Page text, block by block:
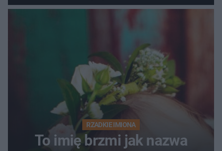
RZADKIE IMIONA
To imię brzmi jak nazwa